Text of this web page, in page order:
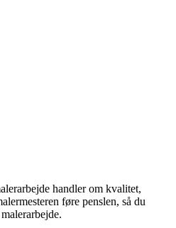
handler om kvalitet,
føre penslen, så du